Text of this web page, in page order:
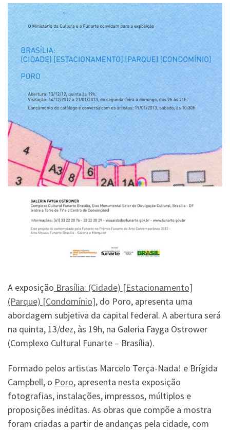
A exposição Brasília: (Cidade) [Estacionamento]
(Parque) [Condomínio], do Poro, apresenta uma
abordagem subjetiva da capital federal. A abertura será
na quinta, 13/dez, às 19h, na Galeria Fayga Ostrower
(Complexo Cultural Funarte – Brasília).
Formado pelos artistas Marcelo Terça-Nada! e Brígida
Campbell, o Poro, apresenta nesta exposição
fotografias, instalações, impressos, múltiplos e
proposições inéditas. As obras que compõe a mostra
foram criadas a partir de andanças pela cidade, com